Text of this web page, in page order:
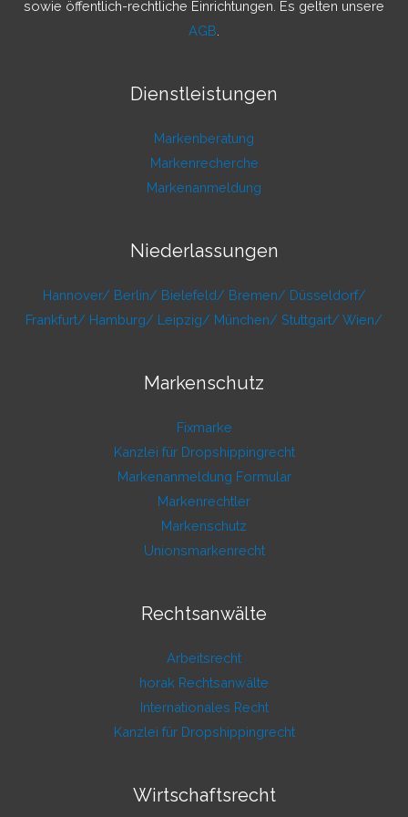
sowie öffentlich-rechtliche Einrichtungen. Es gelten unsere
AGB
Dienstleistungen
Markenberatung
Markenrecherche
Markenanmeldung
Niederlassungen
Hannover/ Berlin/ Bielefeld/ Bremen/ Düsseldorf/
Frankfurt/ Hamburg/ Leipzig/ München/ Stuttgart/ Wien/
Markenschutz
Fixmarke
Kanzlei für Dropshippingrecht
Markenanmeldung Formular
Markenrechtler
Markenschutz
Unionsmarkenrecht
Rechtsanwälte
Arbeitsrecht
horak Rechtsanwälte
Internationales Recht
Kanzlei für Dropshippingrecht
Wirtschaftsrecht